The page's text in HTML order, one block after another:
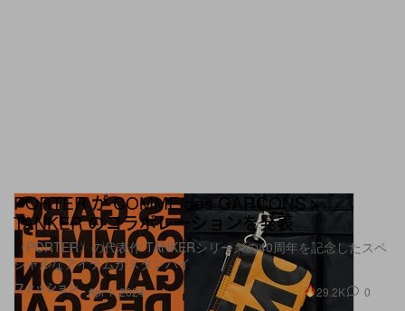
ファッション
PORTER が COMME des GARÇONS x
TANKER のコラボレーションを発表
〈PORTER〉の代表作 TANKERシリーズの40周年を記念したスペ
シャルなアイテムがスタンバイ
Apr 1, 2024 29.2K 0